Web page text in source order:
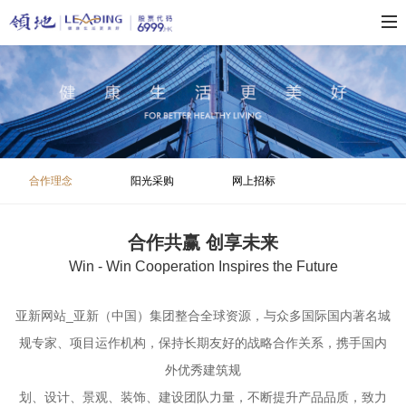
合作理念 阳光采购 网上招标
合作共赢 创享未来
Win - Win Cooperation Inspires the Future
亚新网站_亚新（中国）集团整合全球资源，与众多国际国内著名城
规专家、项目运作机构，保持长期友好的战略合作关系，携手国内
外优秀建筑规
划、设计、景观、装饰、建设团队力量，不断提升产品品质，致力